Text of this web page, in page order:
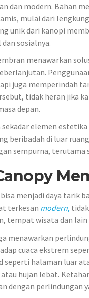
dan modern. Bahan
mulai dari
unik dari kanopi
sosialnya.
menawarkan
juga memperindah
tidak heran jika
depan.
elemen
beribadah di luar
sempurna, terutama
bisa menjadi daya tarik
terkesan modern,
tempat wisata dan
menawarkan
cuaca ekstrem
seperti halaman luar
hujan lebat.
dengan perlindungan